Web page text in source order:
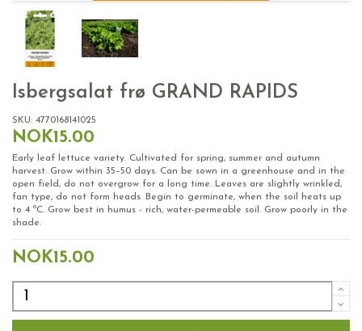
Isbergsalat frø GRAND RAPIDS
SKU: 4770168141025
NOK15.00
Early leaf lettuce variety. Cultivated for spring, summer and autumn
harvest. Grow within 35–50 days. Can be sown in a greenhouse and in the
open field, do not overgrow for a long time. Leaves are slightly wrinkled,
fan type, do not form heads. Begin to germinate, when the soil heats up
to 4 ºC. Grow best in humus - rich, water-permeable soil. Grow poorly in the
shade.
NOK15.00